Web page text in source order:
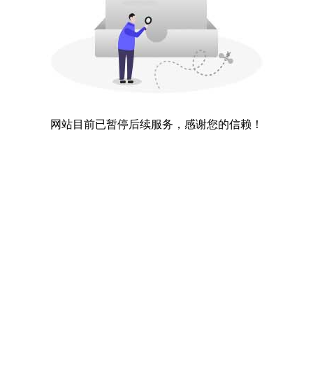
网站目前已暂停后续服务，感谢您的信赖！